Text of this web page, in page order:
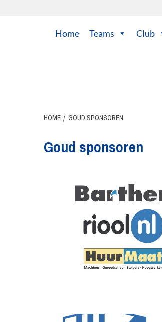
Home Teams Club
HOME GOUD SPONSOREN
Goud sponsoren